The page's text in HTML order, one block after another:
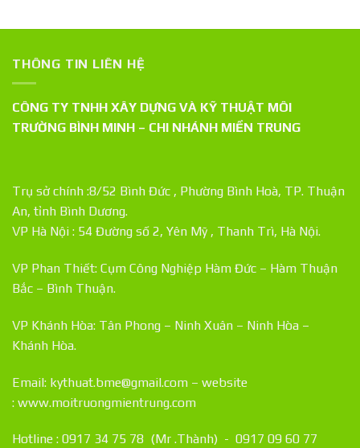
THÔNG TIN LIÊN HỆ
CÔNG TY TNHH XÂY DỰNG VÀ KỸ THUẬT MÔI
TRƯỜNG BÌNH MINH – CHI NHÁNH MIỀN TRUNG
Trụ sở chính :8/52 Bình Đức , Phường Bình Hoà, TP. Thuận
An, tỉnh Bình Dương.
VP Hà Nội : 54 Đường số 2, Yên Mỹ , Thanh Trì, Hà Nội.
VP Phan Thiết: Cụm Công Nghiệp Hàm Đức – Hàm Thuận
Bắc – Bình Thuận.
VP Khánh Hòa: Tân Phong – Ninh Xuân – Ninh Hòa –
Khánh Hòa.
Email: kythuat.bme@gmail.com – website
: www.moitruongmientrung.com
Hotline : 0917 34 75 78 (Mr .Thành) - 0917 09 60 77